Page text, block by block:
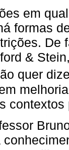
em
formas
De
&
quer